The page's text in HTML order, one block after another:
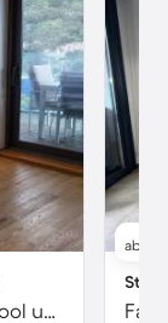
Kinderfreundliche Wohnung mit Pool und Sauna | Stadtblick | Haustiere erlaubt
ab